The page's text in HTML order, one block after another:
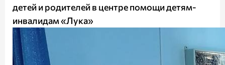
детей и родителей в центре помощи детям-
инвалидам «Лука»